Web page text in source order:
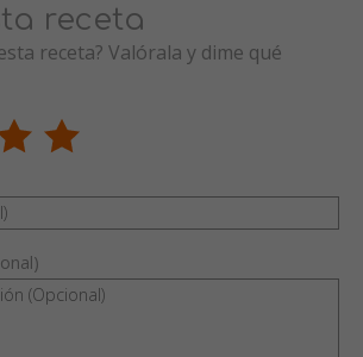
receta
receta? Valórala y dime qué